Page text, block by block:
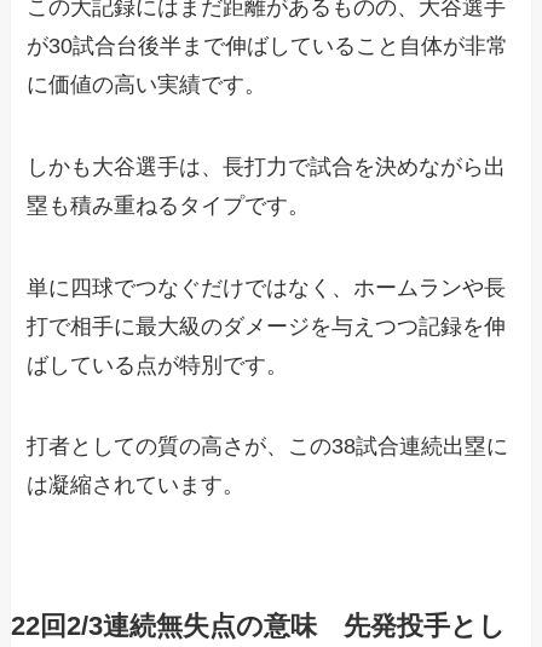
この大記録にはまだ距離があるものの、大谷選手
が30試合台後半まで伸ばしていること自体が非常
に価値の高い実績です。
しかも大谷選手は、長打力で試合を決めながら出
塁も積み重ねるタイプです。
単に四球でつなぐだけではなく、ホームランや長
打で相手に最大級のダメージを与えつつ記録を伸
ばしている点が特別です。
打者としての質の高さが、この38試合連続出塁に
は凝縮されています。
22回2/3連続無失点の意味 先発投手とし